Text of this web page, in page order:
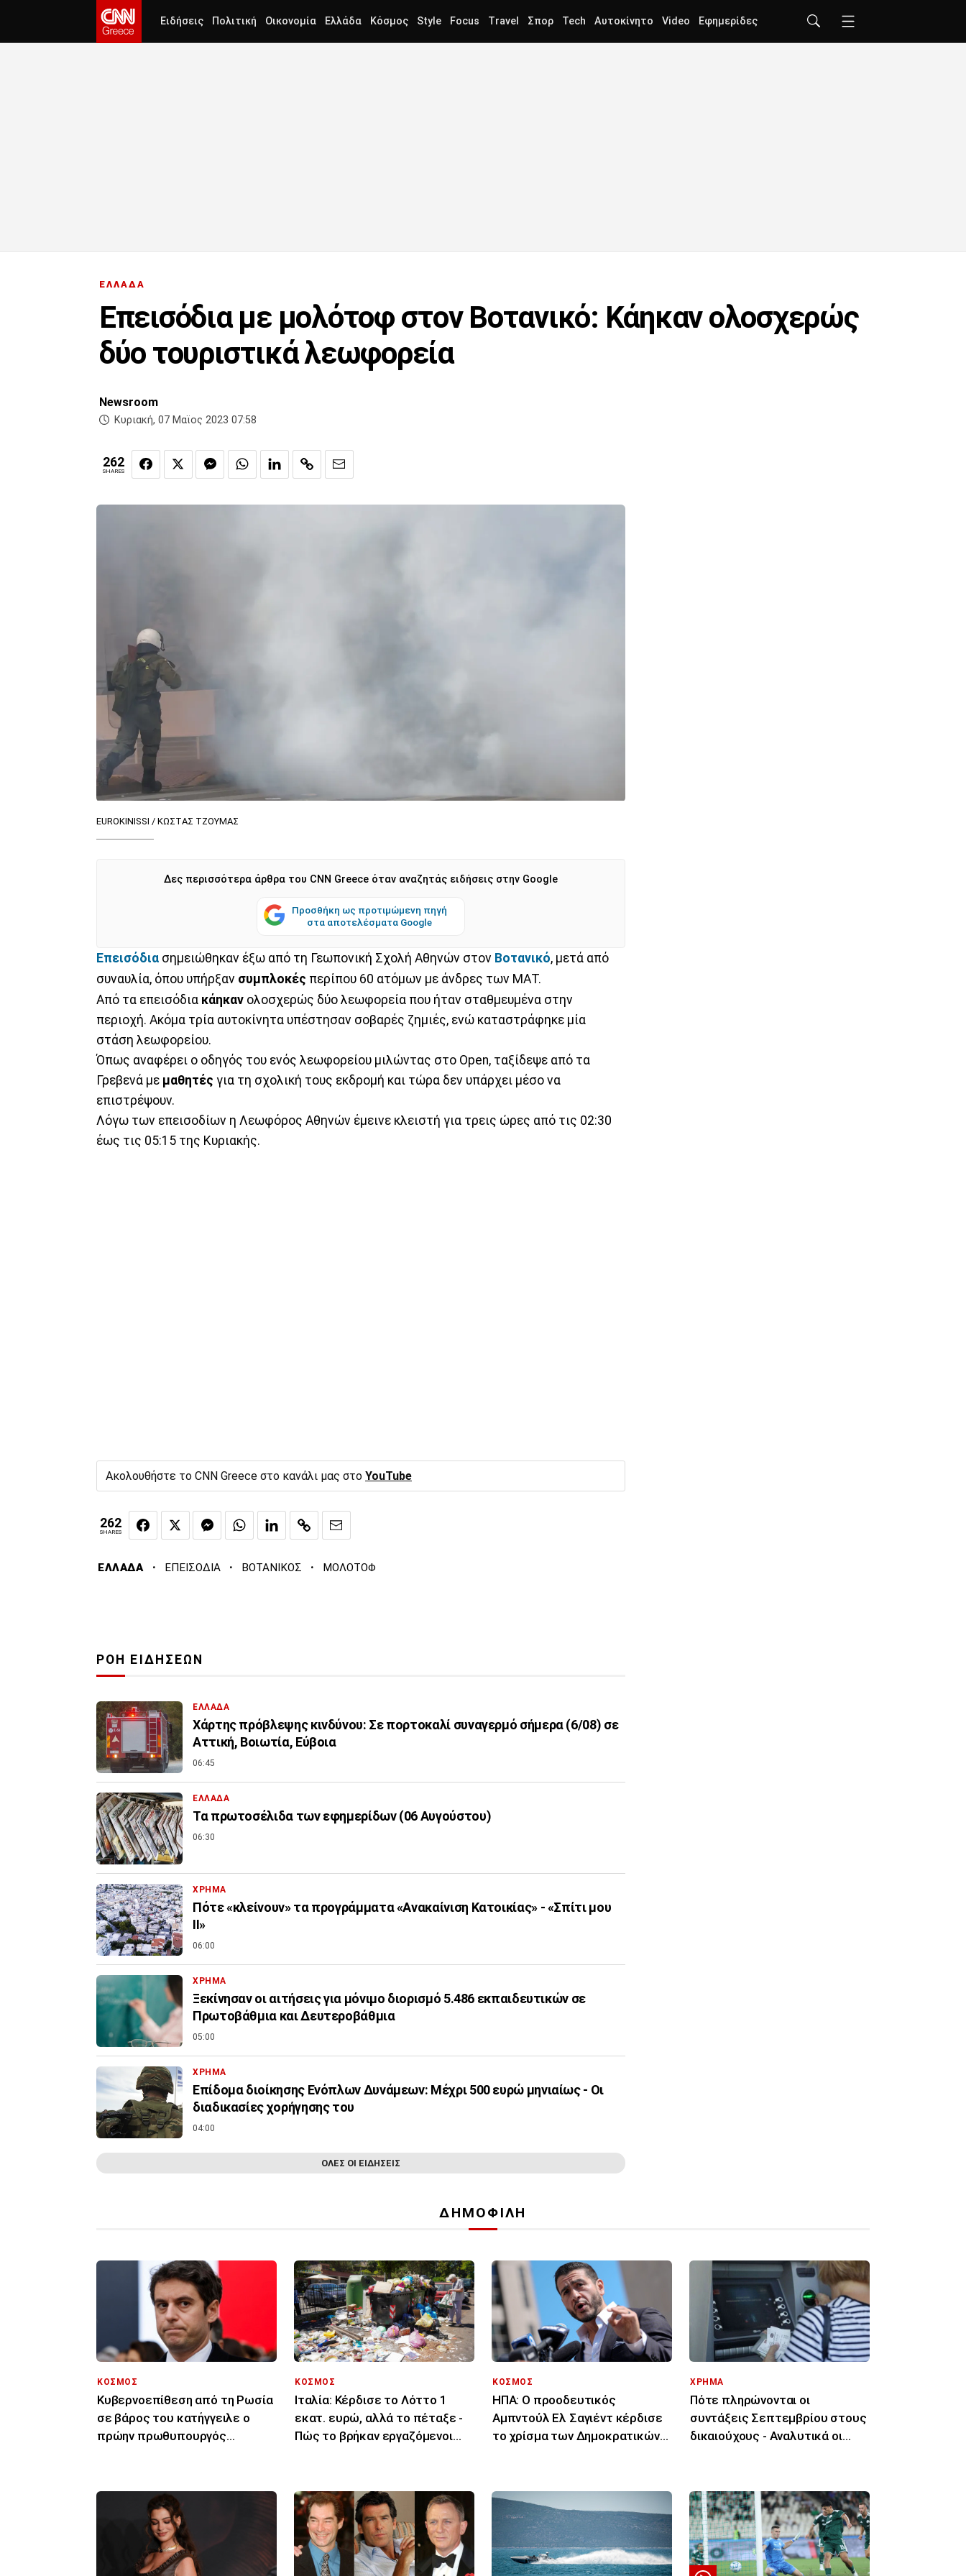
Ειδήσεις Πολιτική Οικονομία Ελλάδα Κόσμος Style Focus Travel Σπορ Tech Αυτοκίνητο Video Εφημερίδες
ΕΛΛΑΔΑ
Επεισόδια με μολότοφ στον Βοτανικό: Κάηκαν ολοσχερώς
δύο τουριστικά λεωφορεία
Newsroom
Κυριακή, 07 Μαϊος 2023 07:58
262
SHARES
EUROKINISSI / ΚΩΣΤΑΣ ΤΖΟΥΜΑΣ
Δες περισσότερα άρθρα του CNN Greece όταν αναζητάς ειδήσεις στην Google
Προσθήκη ως προτιμώμενη πηγή
στα αποτελέσματα Google
Επεισόδια σημειώθηκαν έξω από τη Γεωπονική Σχολή Αθηνών στον Βοτανικό, μετά από
συναυλία, όπου υπήρξαν συμπλοκές περίπου 60 ατόμων με άνδρες των ΜΑΤ.
Από τα επεισόδια κάηκαν ολοσχερώς δύο λεωφορεία που ήταν σταθμευμένα στην
περιοχή. Ακόμα τρία αυτοκίνητα υπέστησαν σοβαρές ζημιές, ενώ καταστράφηκε μία
στάση λεωφορείου.
Όπως αναφέρει ο οδηγός του ενός λεωφορείου μιλώντας στο Open, ταξίδεψε από τα
Γρεβενά με μαθητές για τη σχολική τους εκδρομή και τώρα δεν υπάρχει μέσο να
επιστρέψουν.
Λόγω των επεισοδίων η Λεωφόρος Αθηνών έμεινε κλειστή για τρεις ώρες από τις 02:30
έως τις 05:15 της Κυριακής.
Ακολουθήστε το CNN Greece στο κανάλι μας στο YouTube
262
SHARES
ΕΛΛΑΔΑ · ΕΠΕΙΣΟΔΙΑ · ΒΟΤΑΝΙΚΟΣ · ΜΟΛΟΤΟΦ
ΡΟΗ ΕΙΔΗΣΕΩΝ
ΕΛΛΑΔΑ
Χάρτης πρόβλεψης κινδύνου: Σε πορτοκαλί συναγερμό σήμερα (6/08) σε
Αττική, Βοιωτία, Εύβοια
06:45
ΕΛΛΑΔΑ
Τα πρωτοσέλιδα των εφημερίδων (06 Αυγούστου)
06:30
ΧΡΗΜΑ
Πότε «κλείνουν» τα προγράμματα «Ανακαίνιση Κατοικίας» - «Σπίτι μου
ΙΙ»
06:00
ΧΡΗΜΑ
Ξεκίνησαν οι αιτήσεις για μόνιμο διορισμό 5.486 εκπαιδευτικών σε
Πρωτοβάθμια και Δευτεροβάθμια
05:00
ΧΡΗΜΑ
Επίδομα διοίκησης Ενόπλων Δυνάμεων: Μέχρι 500 ευρώ μηνιαίως - Οι
διαδικασίες χορήγησης του
04:00
ΟΛΕΣ ΟΙ ΕΙΔΗΣΕΙΣ
ΔΗΜΟΦΙΛΗ
ΚΟΣΜΟΣ
Κυβερνοεπίθεση από τη Ρωσία
σε βάρος του κατήγγειλε ο
πρώην πρωθυπουργός
ΚΟΣΜΟΣ
Ιταλία: Κέρδισε το Λόττο 1
εκατ. ευρώ, αλλά το πέταξε -
Πώς το βρήκαν εργαζόμενοι
ΚΟΣΜΟΣ
ΗΠΑ: Ο προοδευτικός
Αμπντούλ Ελ Σαγιέντ κέρδισε
το χρίσμα των Δημοκρατικών
ΧΡΗΜΑ
Πότε πληρώνονται οι
συντάξεις Σεπτεμβρίου στους
δικαιούχους - Αναλυτικά οι